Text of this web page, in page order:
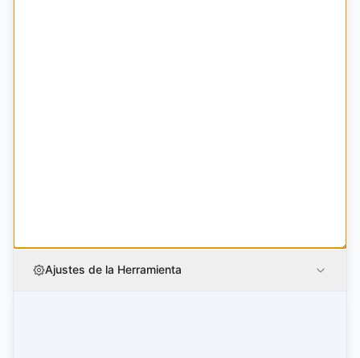
Ajustes de la Herramienta